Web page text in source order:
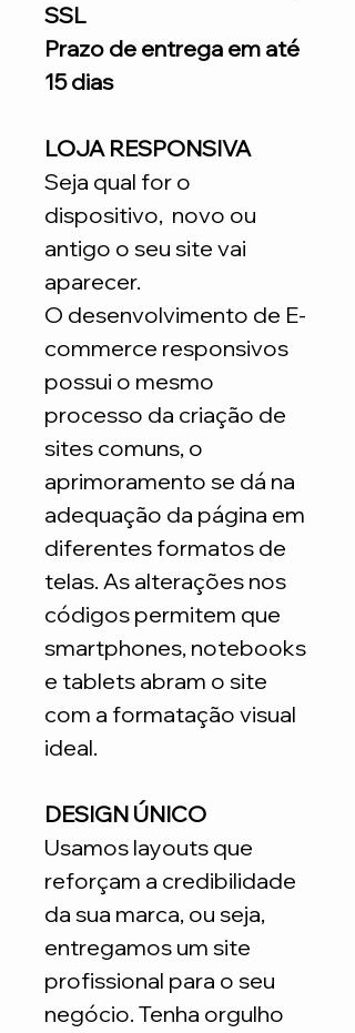
SSL
Prazo de entrega em até
15 dias
LOJA RESPONSIVA
Seja qual for o
dispositivo, novo ou
antigo o seu site vai
aparecer.
O desenvolvimento de E-
commerce responsivos
possui o mesmo
processo da criação de
sites comuns, o
aprimoramento se dá na
adequação da página em
diferentes formatos de
telas. As alterações nos
códigos permitem que
smartphones, notebooks
e tablets abram o site
com a formatação visual
ideal.
DESIGN ÚNICO
Usamos layouts que
reforçam a credibilidade
da sua marca, ou seja,
entregamos um site
profissional para o seu
negócio. Tenha orgulho